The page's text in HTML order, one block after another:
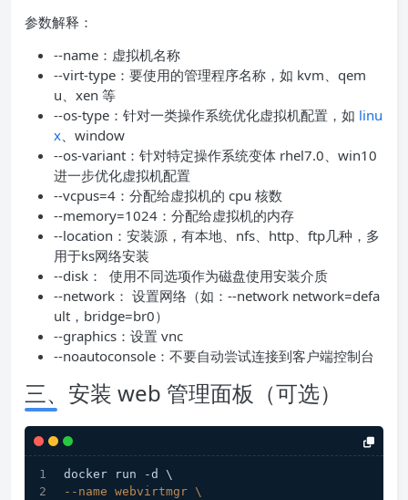
参数解释：
--name：虚拟机名称
--virt-type：要使用的管理程序名称，如 kvm、qem
u、xen 等
--os-type：针对一类操作系统优化虚拟机配置，如 linu
x、window
--os-variant：针对特定操作系统变体 rhel7.0、win10
进一步优化虚拟机配置
--vcpus=4：分配给虚拟机的 cpu 核数
--memory=1024：分配给虚拟机的内存
--location：安装源，有本地、nfs、http、ftp几种，多
用于ks网络安装
--disk： 使用不同选项作为磁盘使用安装介质
--network： 设置网络（如：--network network=defa
ult，bridge=br0）
--graphics：设置 vnc
--noautoconsole：不要自动尝试连接到客户端控制台
三、安装 web 管理面板（可选）
docker run -d \
--name webvirtmgr \